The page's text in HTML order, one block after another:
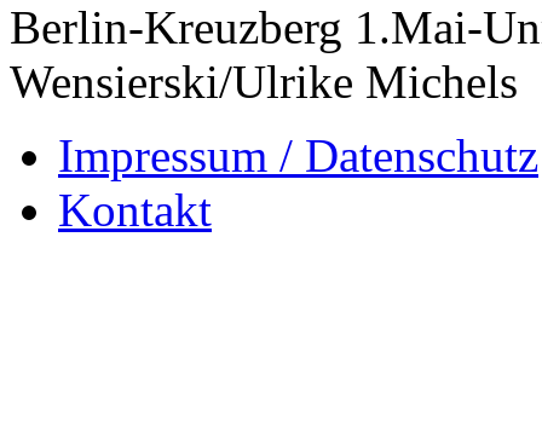
Berlin-Kreuzberg 1.Mai-
Wensierski/Ulrike Michels
Impressum / Datenschutz
Kontakt